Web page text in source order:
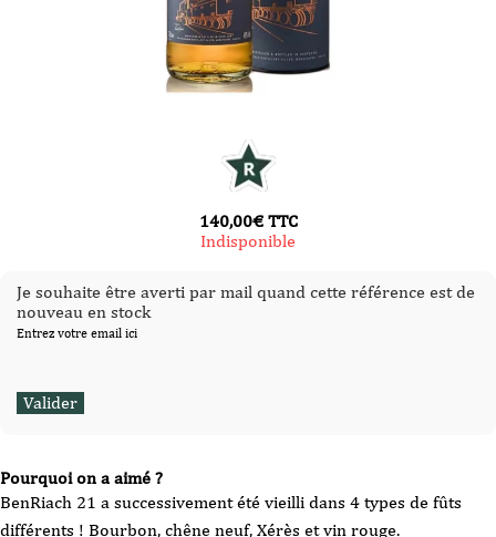
Pourquoi on a aimé ?
BenRiach 21 a successivement été vieilli dans 4 types de fûts
différents ! Bourbon, chêne neuf, Xérès et vin rouge.
140,00€TTC
Indisponible
Je souhaite être averti par mail quand cette référence est de
nouveau en stock
Entrez votre email ici